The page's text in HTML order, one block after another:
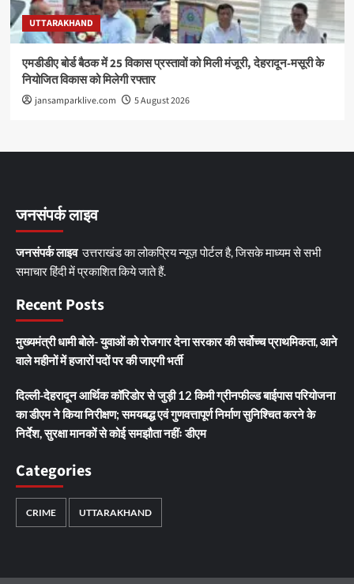
UTTARAKHAND
एमडीडीए बोर्ड बैठक में 25 विकास प्रस्तावों को मिली मंजूरी, देहरादून-मसूरी के
नियोजित विकास को मिलेगी रफ्तार
jansamparklive.com 5 August 2026
जनसंपर्क लाइव
जनसंपर्क लाइवउत्तराखंड का लोकप्रिय न्यूज़ पोर्टल है, जिसके माध्यम से सभी
समाचार हिंदी में प्रकाशित किये जाते हैं.
Recent Posts
मुख्यमंत्री धामी बोले- युवाओं को रोजगार देना सरकार की सर्वोच्च प्राथमिकता, आने
वाले महीनों में हजारों पदों पर की जाएगी भर्ती
दिल्ली-देहरादून आर्थिक कॉरिडोर से जुड़ी 12 किमी ग्रीनफील्ड बाईपास परियोजना
का डीएम ने किया निरीक्षण; समयबद्ध एवं गुणवत्तापूर्ण निर्माण सुनिश्चित करने के
निर्देश, सुरक्षा मानकों से कोई समझौता नहींः डीएम
Categories
CRIME UTTARAKHAND